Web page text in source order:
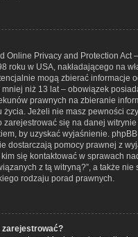
Online Privacy and Protection Act
roku w USA, nakładającego na
mogą zbierać informacje
mniej niż 13 lat – obowiązek
prawnych na zbieranie
Jeżeli nie masz pewności
zarejestrować się na danej
by uzyskać wyjaśnienie.
dostarczają pomocy prawnej z
się kontaktować w sprawach
z tą witryną?”, a także nie
rodzaju porad prawnych.
zarejestrować?